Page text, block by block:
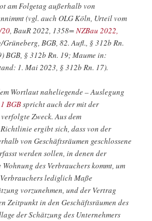
am Folgetag außerhalb von
(vgl. auch OLG Köln, Urteil vom
20, BauR 2022, 1358=NZBau 2022,
BGB, 82. Aufl., § 312b Rn.
BGB, § 312b Rn. 19; Maume in:
1. Mai 2023, § 312b Rn. 17).
Wortlaut naheliegende – Auslegung
BGBspricht auch der mit der
Zweck. Aus dem
ergibt sich, dass von der
von Geschäftsräumen geschlossene
werden sollen, in denen der
des Verbrauchers kommt, um
lediglich Maße
vorzunehmen, und der Vertrag
Zeitpunkt in den Geschäftsräumen des
der Schätzung des Unternehmers